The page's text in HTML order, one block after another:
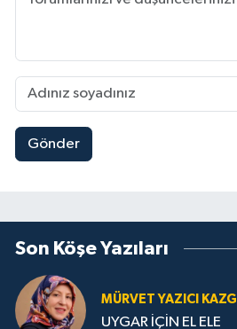
Gönder
Son Köşe Yazıları
MÜRVET YAZICI KAZGI
UYGAR İÇİN EL ELE